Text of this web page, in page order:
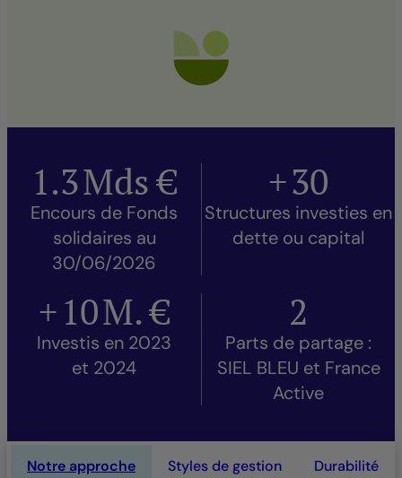
1.3Mds €
Encours de Fonds
solidaires au
30/06/2026
+30
Structures investies en
dette ou capital
+10M. €
Investis en 2023
et 2024
2
Parts de partage :
SIEL BLEU et France
Active
Notre approche Styles de gestion Durabilité